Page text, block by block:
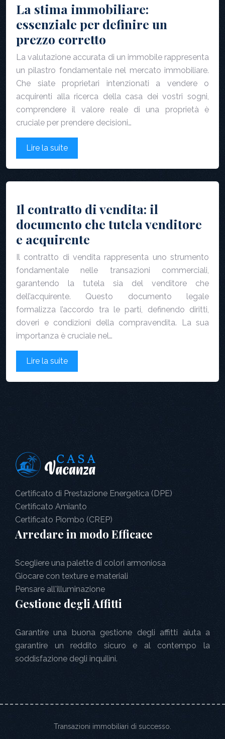
La stima immobiliare:
essenziale per definire un
prezzo corretto
La valutazione accurata di un immobile rappresenta
un pilastro fondamentale nel mercato immobiliare.
Che siate proprietari intenzionati a vendere o
acquirenti alla ricerca della casa dei vostri sogni,
comprendere il valore reale di una proprietà è
cruciale per prendere decisioni…
Lire la suite
Il contratto di vendita: il
documento che tutela venditore
e acquirente
Il contratto di vendita rappresenta uno strumento
fondamentale nelle transazioni commerciali,
garantendo la tutela sia del venditore che
dell’acquirente. Questo documento legale
formalizza l’accordo tra le parti, definendo diritti,
doveri e condizioni della compravendita. La sua
importanza è cruciale nel…
Lire la suite
Certificato di Prestazione Energetica (DPE)
Certificato Amianto
Certificato Piombo (CREP)
Arredare in modo Efficace
Scegliere una palette di colori armoniosa
Giocare con texture e materiali
Pensare all'illuminazione
Gestione degli Affitti
Garantire una buona gestione degli affitti aiuta a
garantire un reddito sicuro e al contempo la
soddisfazione degli inquilini.
Transazioni immobiliari di successo.